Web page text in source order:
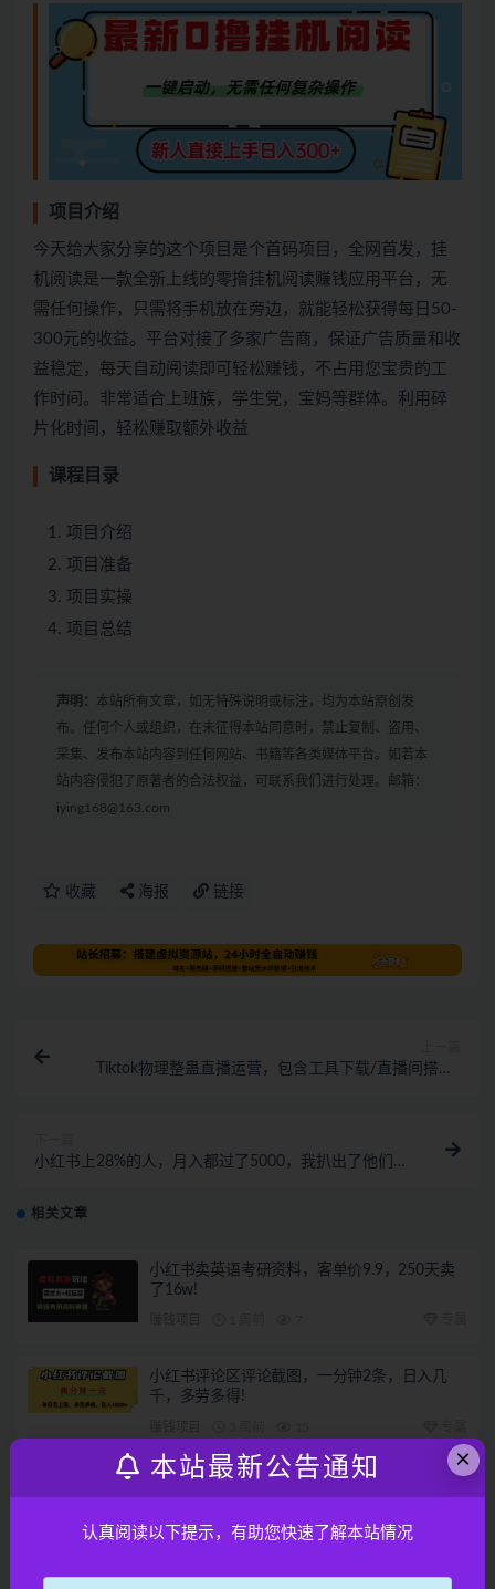
项目介绍
今天给大家分享的这个项目是个首码项目，全网首发，挂
机阅读是一款全新上线的零撸挂机阅读赚钱应用平台，无
需任何操作，只需将手机放在旁边，就能轻松获得每日50-
300元的收益。平台对接了多家广告商，保证广告质量和收
益稳定，每天自动阅读即可轻松赚钱，不占用您宝贵的工
作时间。非常适合上班族，学生党，宝妈等群体。利用碎
片化时间，轻松赚取额外收益
课程目录
项目介绍
项目准备
项目实操
项目总结
声明： 本站所有文章，如无特殊说明或标注，均为本站原创发
布。任何个人或组织，在未征得本站同意时，禁止复制、盗用、
采集、发布本站内容到任何网站、书籍等各类媒体平台。如若本
站内容侵犯了原著者的合法权益，可联系我们进行处理。邮箱：
iying168@163.com
收藏 海报 链接
Tiktok物理整蛊直播运营，包含工具下载/直播间搭建/
小红书上28%的人，月入都过了5000，我扒出了他们共
相关文章
小红书卖英语考研资料，客单价9.9，250天卖
了16w!
小红书评论区评论截图，一分钟2条，日入几
千，多劳多得!
小众流量掘金，三个人一月小10W
赚钱项目 4 周前 13
×
本站最新公告通知
认真阅读以下提示，有助您快速了解本站情况